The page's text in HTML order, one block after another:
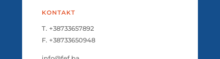
KONTAKT
T. +38733657892
F. +38733650948